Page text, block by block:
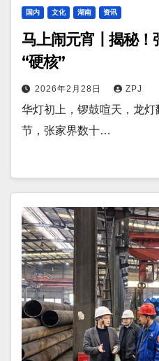
国内 文化 湖南 资讯
马上闹元宵丨揭秘
“硬核”
2026年2月28日 ZPJ
华灯初上，锣鼓喧天，龙
节，张家界数十…